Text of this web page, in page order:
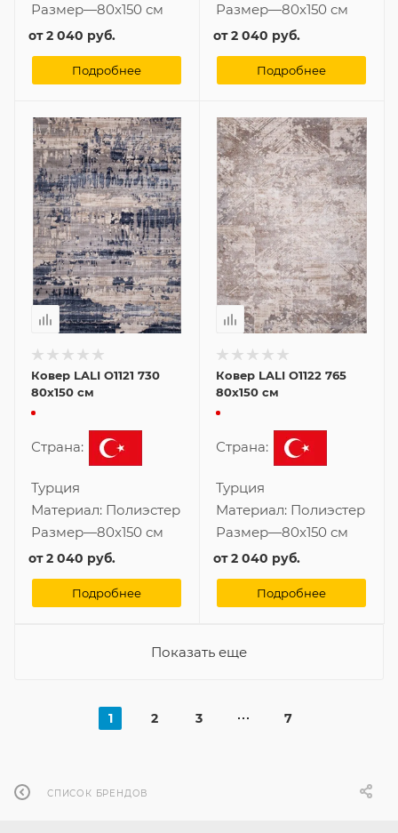
Размер—80x150 см
от2 040 руб.
Подробнее
Размер—80x150 см
от2 040 руб.
Подробнее
Ковер LALI O1121 730
80x150 см
Страна:
Турция
Материал: Полиэстер
Размер—80x150 см
от2 040 руб.
Подробнее
Ковер LALI O1122 765
80x150 см
Страна:
Турция
Материал: Полиэстер
Размер—80x150 см
от2 040 руб.
Подробнее
Показать еще
1 2 3 7
СПИСОК БРЕНДОВ